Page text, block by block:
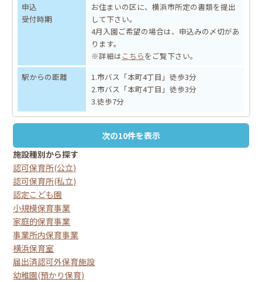
申込
受付時期
お住まいの区に、横浜市所定の書類を提出
して下さい。
4月入園ご希望の場合は、申込みの〆切があ
ります。
※詳細はこちらをご覧下さい。
駅からの距離
1.市バス「本町4丁目」徒歩3分
2.市バス「本町4丁目」徒歩3分
3.徒歩7分
次の10件を表示
施設種別から探す
認可保育所(公立)
認可保育所(私立)
認定こども園
小規模保育事業
家庭的保育事業
事業所内保育事業
横浜保育室
届出済認可外保育施設
幼稚園(預かり保育)